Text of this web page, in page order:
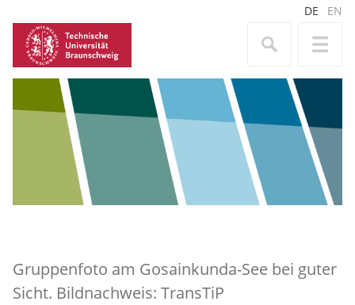
DE EN
Gruppenfoto am Gosainkunda-See bei guter
Sicht. Bildnachweis: TransTiP